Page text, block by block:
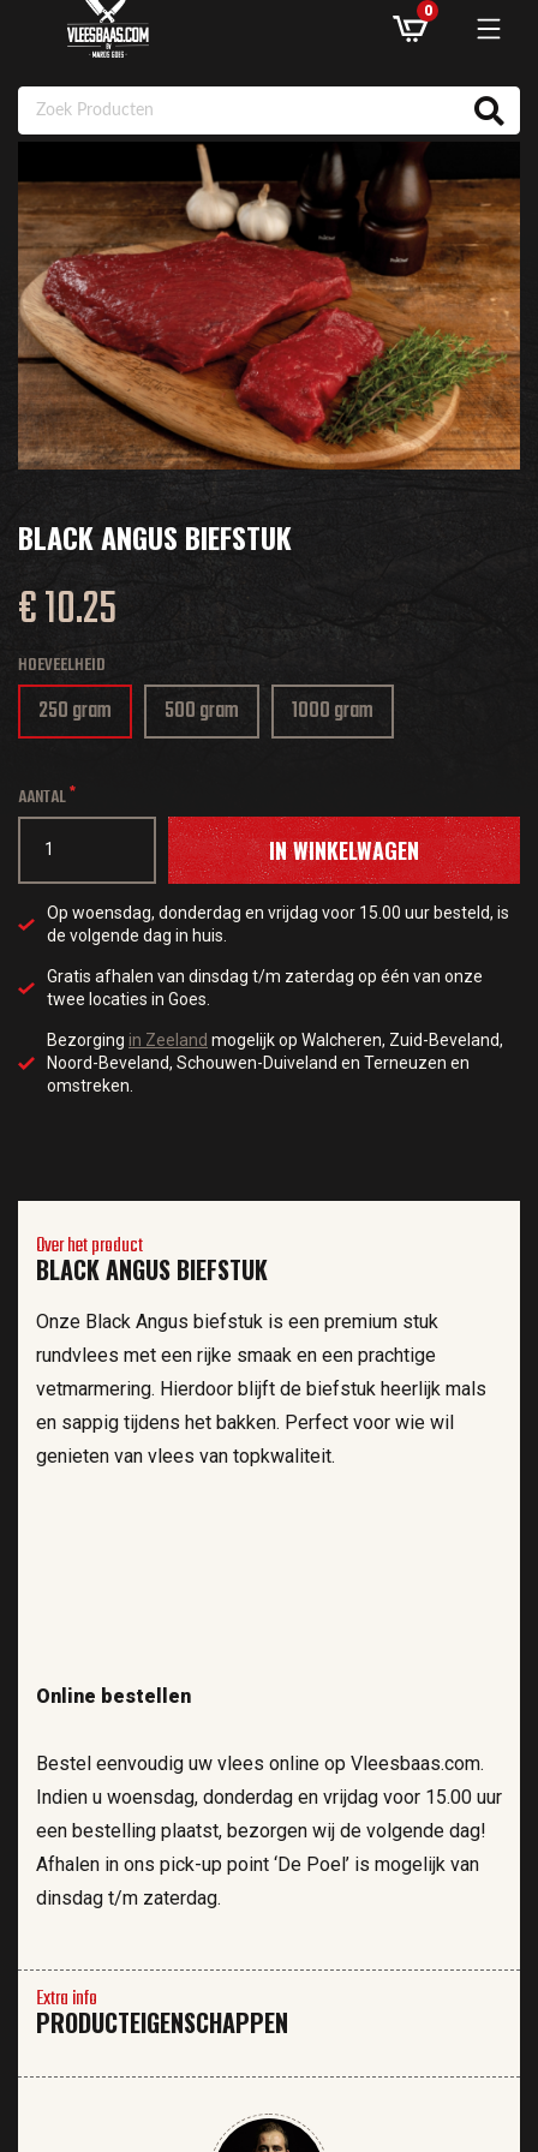
ASSORTIMENT
AANBIEDINGEN
RECEPTEN
KLANTENSERVICE
INLOGGEN
0
BLACK ANGUS BIEFSTUK
€ 10.25
HOEVEELHEID
250 gram 500 gram 1000 gram
AANTAL
IN WINKELWAGEN
Op woensdag, donderdag en vrijdag voor 15.00 uur besteld, is
de volgende dag in huis.
Gratis afhalen van dinsdag t/m zaterdag op één van onze
twee locaties in Goes.
Bezorging in Zeeland mogelijk op Walcheren, Zuid-Beveland,
Noord-Beveland, Schouwen-Duiveland en Terneuzen en
omstreken.
Over het product
BLACK ANGUS BIEFSTUK
Onze Black Angus biefstuk is een premium stuk
rundvlees met een rijke smaak en een prachtige
vetmarmering. Hierdoor blijft de biefstuk heerlijk mals
en sappig tijdens het bakken. Perfect voor wie wil
genieten van vlees van topkwaliteit.
Online bestellen
Bestel eenvoudig uw vlees online op Vleesbaas.com.
Indien u woensdag, donderdag en vrijdag voor 15.00 uur
een bestelling plaatst, bezorgen wij de volgende dag!
Afhalen in ons pick-up point ‘De Poel’ is mogelijk van
dinsdag t/m zaterdag.
Extra info
PRODUCTEIGENSCHAPPEN